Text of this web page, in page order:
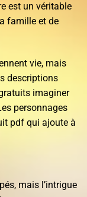
est un véritable
famille et de
vie, mais
descriptions
imaginer
personnages
pdf qui ajoute à
mais l’intrigue